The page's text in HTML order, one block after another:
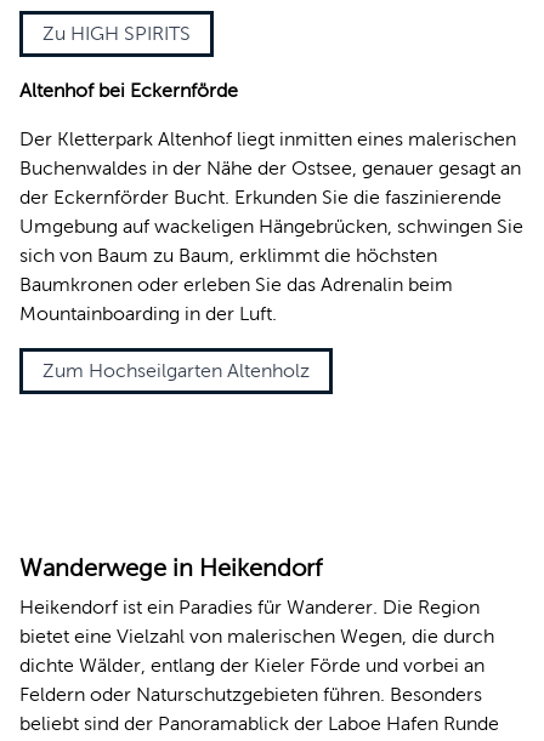
Zu HIGH SPIRITS
Altenhof bei Eckernförde
Der Kletterpark Altenhof liegt inmitten eines malerischen
Buchenwaldes in der Nähe der Ostsee, genauer gesagt an
der Eckernförder Bucht. Erkunden Sie die faszinierende
Umgebung auf wackeligen Hängebrücken, schwingen Sie
sich von Baum zu Baum, erklimmt die höchsten
Baumkronen oder erleben Sie das Adrenalin beim
Mountainboarding in der Luft.
Zum Hochseilgarten Altenholz
Wanderwege in Heikendorf
Heikendorf ist ein Paradies für Wanderer. Die Region
bietet eine Vielzahl von malerischen Wegen, die durch
dichte Wälder, entlang der Kieler Förde und vorbei an
Feldern oder Naturschutzgebieten führen. Besonders
beliebt sind der Panoramablick der Laboe Hafen Runde